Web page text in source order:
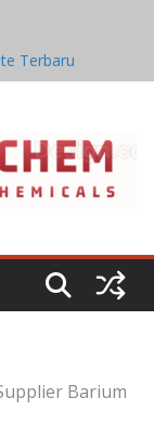
Terbaru
Barium